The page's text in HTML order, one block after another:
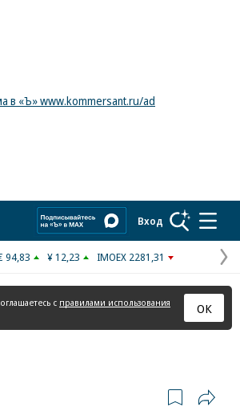
в «Ъ» www.kommersant.ru/ad
Вход
94,83 ¥ 12,23 IMOEX 2281,31
с правилами использования
ОК